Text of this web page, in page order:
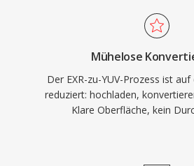
Mühelose
Der EXR-zu-YUV-Prozess ist
reduziert: hochladen,
Klare Oberfläche, kein